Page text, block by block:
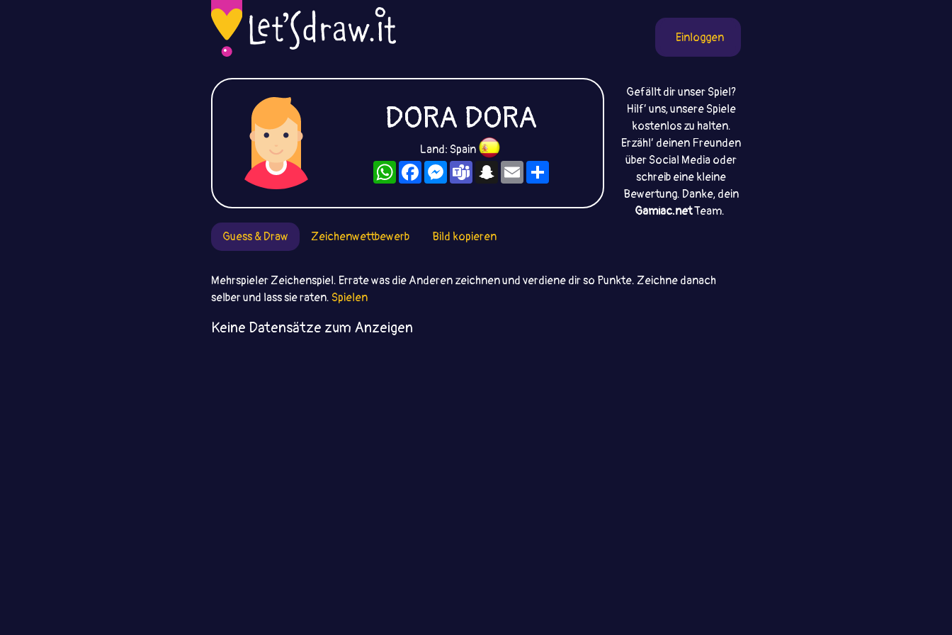
Einloggen
DORA DORA
Land: Spain
WhatsAppFacebookMessenger
TeamsSnapchat
EmailTeilen
Gefällt dir unser Spiel?
Hilf’ uns, unsere Spiele
kostenlos zu halten.
Erzähl’ deinen Freunden
über Social Media oder
schreib eine kleine
Bewertung. Danke, dein
Gamiac.netTeam.
Guess & Draw
Zeichenwettbewerb Bild kopieren
Mehrspieler Zeichenspiel. Errate was die Anderen zeichnen und verdiene dir so Punkte. Zeichne danach
selber und lass sie raten. Spielen
Keine Datensätze zum Anzeigen